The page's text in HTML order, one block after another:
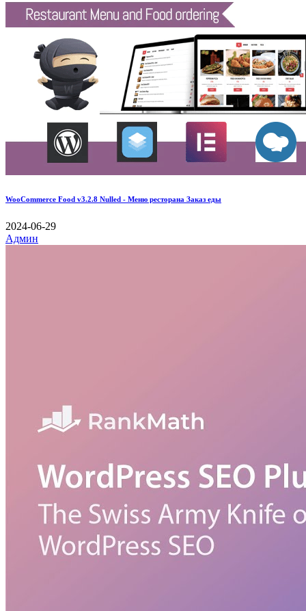
WooCommerce Food v3.2.8 Nulled - Меню ресторана Заказ еды
2024-06-29
Админ